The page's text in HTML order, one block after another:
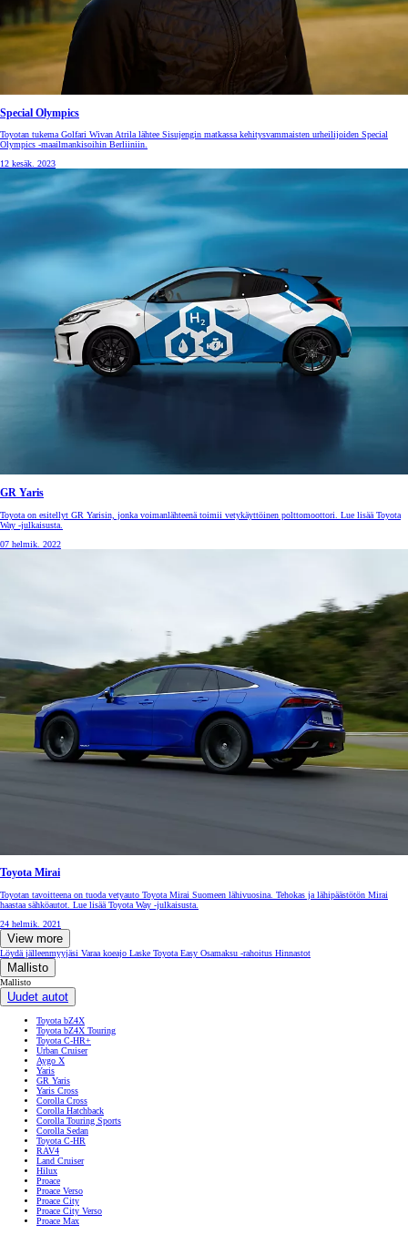
Special Olympics
Toyotan tukema Golfari Wivan Atrila lähtee Sisujengin matkassa kehitysvammaisten urheilijoiden Special
Olympics -maailmankisoihin Berliiniin.
12 kesäk. 2023
GR Yaris
Toyota on esitellyt GR Yarisin, jonka voimanlähteenä toimii vetykäyttöinen polttomoottori. Lue lisää Toyota
Way -julkaisusta.
07 helmik. 2022
Toyota Mirai
Toyotan tavoitteena on tuoda vetyauto Toyota Mirai Suomeen lähivuosina. Tehokas ja lähipäästötön Mirai
haastaa sähköautot. Lue lisää Toyota Way -julkaisusta.
24 helmik. 2021
View more
Löydä jälleenmyyjäsi Varaa koeajo Laske Toyota Easy Osamaksu -rahoitus Hinnastot
Mallisto
Mallisto
Uudet autot
Toyota bZ4X
Toyota bZ4X Touring
Toyota C-HR+
Urban Cruiser
Aygo X
Yaris
GR Yaris
Yaris Cross
Corolla Cross
Corolla Hatchback
Corolla Touring Sports
Corolla Sedan
Toyota C-HR
RAV4
Land Cruiser
Hilux
Proace
Proace Verso
Proace City
Proace City Verso
Proace Max